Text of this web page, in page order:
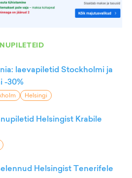
laevapiletid Stockholmi ja
-30%
Helsingi
Helsingist Krabile
Helsingist Tenerifele